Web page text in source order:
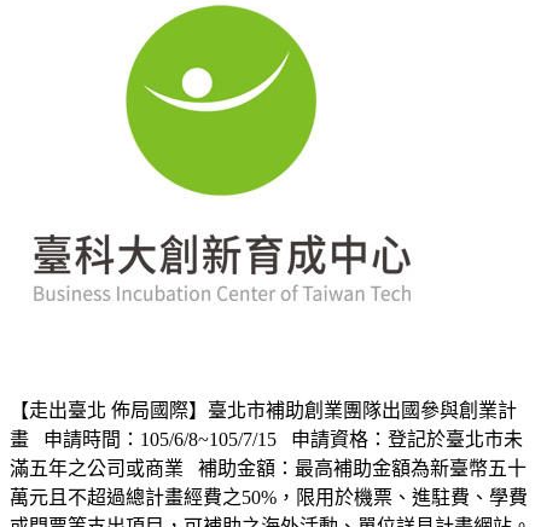
【走出臺北 佈局國際】臺北市補助創業團隊出國參與創業計
畫 申請時間：105/6/8~105/7/15 申請資格：登記於臺北市未
滿五年之公司或商業 補助金額：最高補助金額為新臺幣五十
萬元且不超過總計畫經費之50%，限用於機票、進駐費、學費